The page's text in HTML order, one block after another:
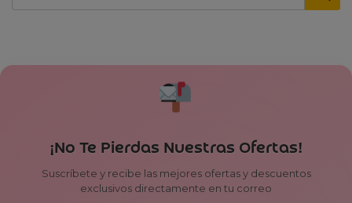
¡No Te Pierdas Nuestras Ofertas!
Suscríbete y recibe las mejores ofertas y descuentos
exclusivos directamente en tu correo